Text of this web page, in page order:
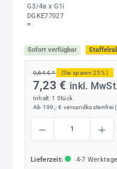
Sofort verfügbar
9,64 € * (Sie sparen 25% )
7,23 € inkl. MwSt.
Inhalt: 1 Stück
Ab 199,- € versandkostenfrei
Lieferzeit: 4-7 Werktage